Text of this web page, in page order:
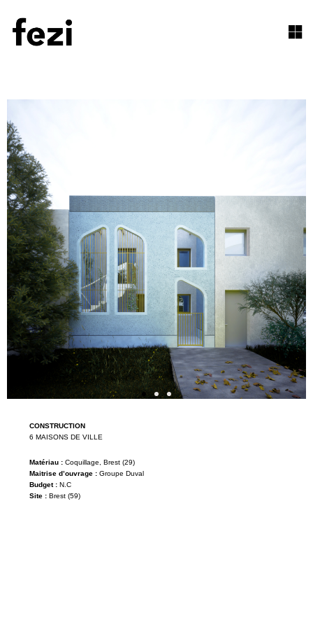
CONSTRUCTION
6 MAISONS DE VILLE
Matériau : Coquillage, Brest (29)
Maitrise d’ouvrage : Groupe Duval
Budget : N.C
Site : Brest (59)